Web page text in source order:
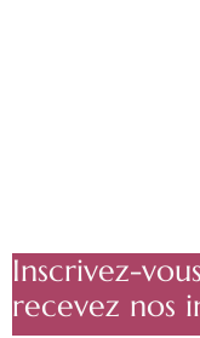
Inscrivez-
recevez nos